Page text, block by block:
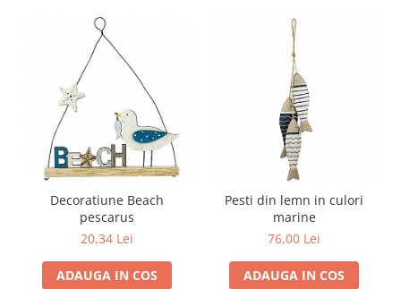
Decoratiune Beach
pescarus
20,34 Lei
ADAUGA IN COS
Pesti din lemn in culori
marine
76,00 Lei
ADAUGA IN COS